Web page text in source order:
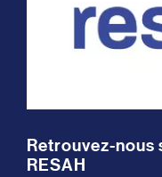
Retrouvez-
RESAH